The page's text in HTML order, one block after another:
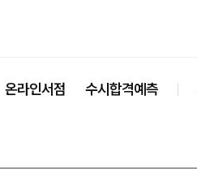
온라인서점 수시합격예측